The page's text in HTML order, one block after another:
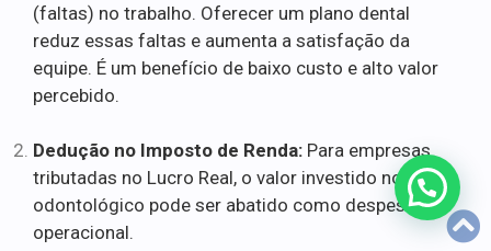
(faltas) no trabalho. Oferecer um plano dental
reduz essas faltas e aumenta a satisfação da
equipe. É um benefício de baixo custo e alto valor
percebido.
Dedução no Imposto de Renda: Para empresas
tributadas no Lucro Real, o valor investido no plano
odontológico pode ser abatido como despesa
operacional.